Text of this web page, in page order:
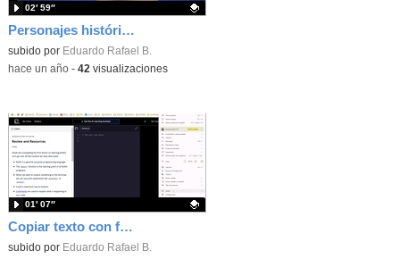
Personajes históricos
Contenido educativo.
subido por Eduardo Rafael B.
02′ 59″
-hace un año- 42 visualizaciones
Copiar texto con formato
Contenido educativo.
subido por Eduardo Rafael B.
01′ 07″